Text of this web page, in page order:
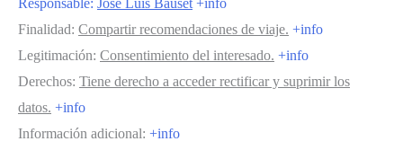
Finalidad: Compartir recomendaciones de viaje. +info
Legitimación: Consentimiento del interesado. +info
Derechos: Tiene derecho a acceder rectificar y suprimir los
datos. +info
Información adicional: +info